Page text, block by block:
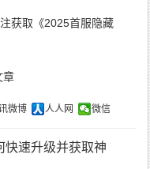
获取《2025首服隐藏
章
微博 人人网 微信
快速升级并获取神